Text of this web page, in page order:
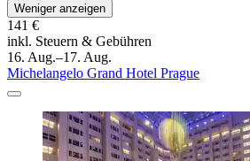
Weniger anzeigen
141 €
inkl. Steuern & Gebühren
16. Aug.–17. Aug.
Michelangelo Grand Hotel Prague